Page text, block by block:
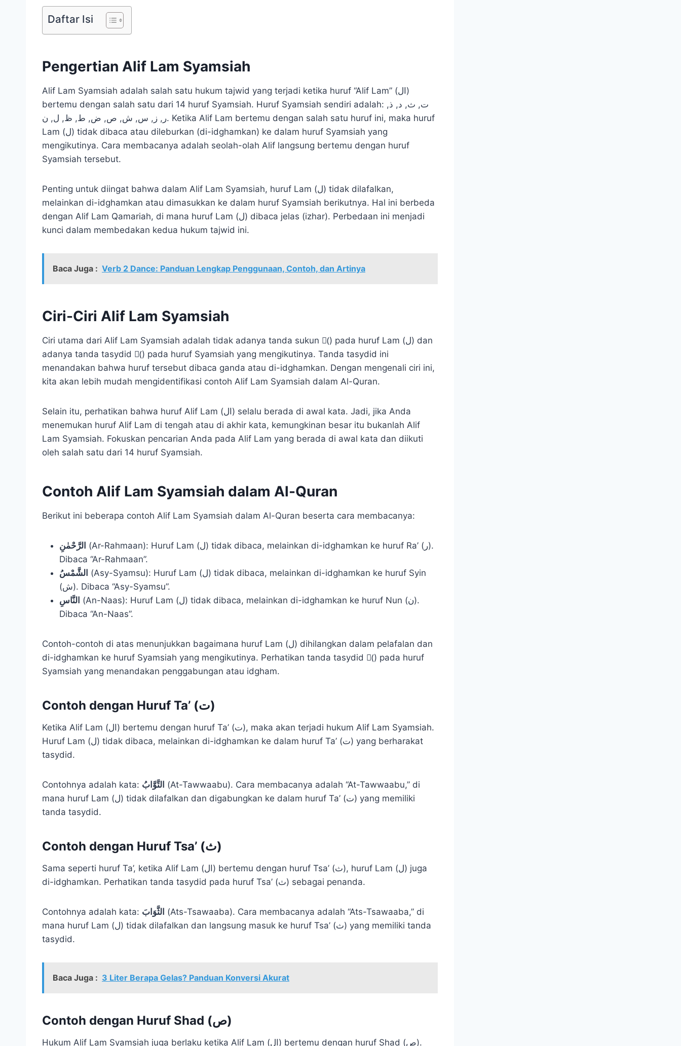
Daftar Isi
Pengertian Alif Lam Syamsiah
Alif Lam Syamsiah adalah salah satu hukum tajwid yang terjadi ketika huruf “Alif Lam” (ال)
bertemu dengan salah satu dari 14 huruf Syamsiah. Huruf Syamsiah sendiri adalah: ت, ث, د, ذ,
ر, ز, س, ش, ص, ض, ط, ظ, ل, ن. Ketika Alif Lam bertemu dengan salah satu huruf ini, maka huruf
Lam (ل) tidak dibaca atau dileburkan (di-idghamkan) ke dalam huruf Syamsiah yang
mengikutinya. Cara membacanya adalah seolah-olah Alif langsung bertemu dengan huruf
Syamsiah tersebut.
Penting untuk diingat bahwa dalam Alif Lam Syamsiah, huruf Lam (ل) tidak dilafalkan,
melainkan di-idghamkan atau dimasukkan ke dalam huruf Syamsiah berikutnya. Hal ini berbeda
dengan Alif Lam Qamariah, di mana huruf Lam (ل) dibaca jelas (izhar). Perbedaan ini menjadi
kunci dalam membedakan kedua hukum tajwid ini.
Baca Juga : Verb 2 Dance: Panduan Lengkap Penggunaan, Contoh, dan Artinya
Ciri-Ciri Alif Lam Syamsiah
Ciri utama dari Alif Lam Syamsiah adalah tidak adanya tanda sukun (ْ) pada huruf Lam (ل) dan
adanya tanda tasydid (ّ) pada huruf Syamsiah yang mengikutinya. Tanda tasydid ini
menandakan bahwa huruf tersebut dibaca ganda atau di-idghamkan. Dengan mengenali ciri ini,
kita akan lebih mudah mengidentifikasi contoh Alif Lam Syamsiah dalam Al-Quran.
Selain itu, perhatikan bahwa huruf Alif Lam (ال) selalu berada di awal kata. Jadi, jika Anda
menemukan huruf Alif Lam di tengah atau di akhir kata, kemungkinan besar itu bukanlah Alif
Lam Syamsiah. Fokuskan pencarian Anda pada Alif Lam yang berada di awal kata dan diikuti
oleh salah satu dari 14 huruf Syamsiah.
Contoh Alif Lam Syamsiah dalam Al-Quran
Berikut ini beberapa contoh Alif Lam Syamsiah dalam Al-Quran beserta cara membacanya:
الرَّحْمٰنِ (Ar-Rahmaan): Huruf Lam (ل) tidak dibaca, melainkan di-idghamkan ke huruf Ra’ (ر).
Dibaca “Ar-Rahmaan”.
الشَّمْسُ (Asy-Syamsu): Huruf Lam (ل) tidak dibaca, melainkan di-idghamkan ke huruf Syin
(ش). Dibaca “Asy-Syamsu”.
النَّاسِ (An-Naas): Huruf Lam (ل) tidak dibaca, melainkan di-idghamkan ke huruf Nun (ن).
Dibaca “An-Naas”.
Contoh-contoh di atas menunjukkan bagaimana huruf Lam (ل) dihilangkan dalam pelafalan dan
di-idghamkan ke huruf Syamsiah yang mengikutinya. Perhatikan tanda tasydid (ّ) pada huruf
Syamsiah yang menandakan penggabungan atau idgham.
Contoh dengan Huruf Ta’ (ت)
Ketika Alif Lam (ال) bertemu dengan huruf Ta’ (ت), maka akan terjadi hukum Alif Lam Syamsiah.
Huruf Lam (ل) tidak dibaca, melainkan di-idghamkan ke dalam huruf Ta’ (ت) yang berharakat
tasydid.
Contohnya adalah kata: التَّوَّابُ (At-Tawwaabu). Cara membacanya adalah “At-Tawwaabu,” di
mana huruf Lam (ل) tidak dilafalkan dan digabungkan ke dalam huruf Ta’ (ت) yang memiliki
tanda tasydid.
Contoh dengan Huruf Tsa’ (ث)
Sama seperti huruf Ta’, ketika Alif Lam (ال) bertemu dengan huruf Tsa’ (ث), huruf Lam (ل) juga
di-idghamkan. Perhatikan tanda tasydid pada huruf Tsa’ (ث) sebagai penanda.
Contohnya adalah kata: الثَّوَابَ (Ats-Tsawaaba). Cara membacanya adalah “Ats-Tsawaaba,” di
mana huruf Lam (ل) tidak dilafalkan dan langsung masuk ke huruf Tsa’ (ث) yang memiliki tanda
tasydid.
Baca Juga : 3 Liter Berapa Gelas? Panduan Konversi Akurat
Contoh dengan Huruf Shad (ص)
Hukum Alif Lam Syamsiah juga berlaku ketika Alif Lam (ال) bertemu dengan huruf Shad (ص).